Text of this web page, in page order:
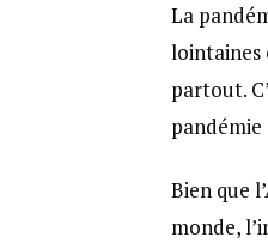
La
lointaines
partout.
pandémie
Bien que
monde,